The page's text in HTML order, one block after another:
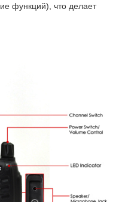
функций), что делает